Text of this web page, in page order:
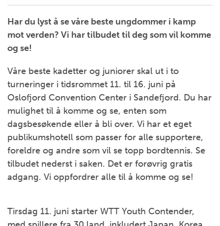
Har du lyst å se våre beste ungdommer i kamp
mot verden? Vi har tilbudet til deg som vil komme
og se!
Våre beste kadetter og juniorer skal ut i to
turneringer i tidsrommet 11. til 16. juni på
Oslofjord Convention Center i Sandefjord. Du har
mulighet til å komme og se, enten som
dagsbesøkende eller å bli over. Vi har et eget
publikumshotell som passer for alle supportere,
foreldre og andre som vil se topp bordtennis. Se
tilbudet nederst i saken. Det er forøvrig gratis
adgang. Vi oppfordrer alle til å komme og se!
Tirsdag 11. juni starter WTT Youth Contender,